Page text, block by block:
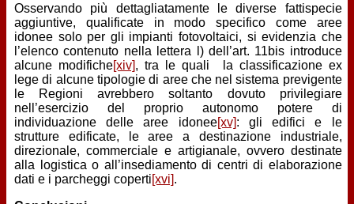
Osservando più dettagliatamente le diverse fattispecie
aggiuntive, qualificate in modo specifico come aree
idonee solo per gli impianti fotovoltaici, si evidenzia che
l’elenco contenuto nella lettera l) dell’art. 11bis introduce
alcune modifiche[xiv], tra le quali la classificazione ex
lege di alcune tipologie di aree che nel sistema previgente
le Regioni avrebbero soltanto dovuto privilegiare
nell’esercizio del proprio autonomo potere di
individuazione delle aree idonee[xv]: gli edifici e le
strutture edificate, le aree a destinazione industriale,
direzionale, commerciale e artigianale, ovvero destinate
alla logistica o all’insediamento di centri di elaborazione
dati e i parcheggi coperti[xvi].